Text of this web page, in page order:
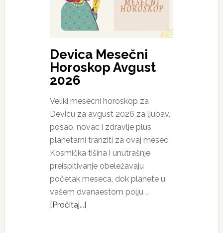
Devica Mesečni
Horoskop Avgust
2026
Veliki mesecni horoskop za
Devicu za avgust 2026 za ljubav,
posao, novac i zdravlje plus
planetarni tranziti za ovaj mesec
Kosmička tišina i unutrašnje
preispitivanje obeležavaju
početak meseca, dok planete u
vašem dvanaestom polju …
[Pročitaj...]